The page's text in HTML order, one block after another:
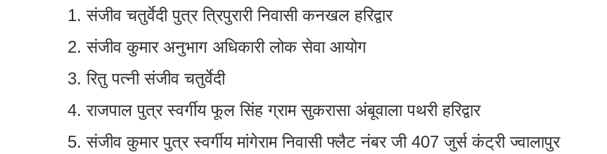
संजीव चतुर्वेदी पुत्र त्रिपुरारी निवासी कनखल हरिद्वार
संजीव कुमार अनुभाग अधिकारी लोक सेवा आयोग
रितु पत्नी संजीव चतुर्वेदी
राजपाल पुत्र स्वर्गीय फूल सिंह ग्राम सुकरासा अंबूवाला पथरी हरिद्वार
संजीव कुमार पुत्र स्वर्गीय मांगेराम निवासी फ्लैट नंबर जी 407 जुर्स कंट्री ज्वालापुर